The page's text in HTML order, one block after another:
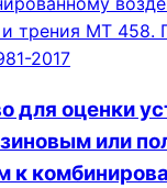
для оценки
или
к